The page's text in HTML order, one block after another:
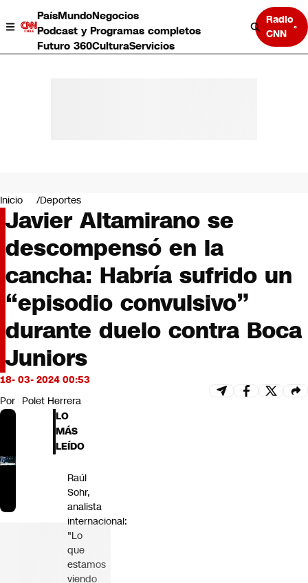
PaísMundoNegocios
Podcast y Programas completos
Futuro 360CulturaServicios
Radio
CNN
Negocios
Deportes
Programas completos
Cultura
Servicios
Bits
CNN tiempo
Futuro 360
Opinión
Inicio Deportes
Javier Altamirano se
descompensó en la
cancha: Habría sufrido un
“episodio convulsivo”
durante duelo contra Boca
Juniors
18- 03- 2024 00:53
Por Polet Herrera
LO
MÁS
LEÍDO
Raúl
Sohr,
analista
internacional:
"Lo
que
estamos
viendo